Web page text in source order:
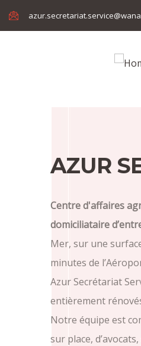
AZUR
Centre d'affaires
domiciliataire
Mer, sur une
minutes de
Azur Secrétariat
entièrement
Notre équipe est
sur place,